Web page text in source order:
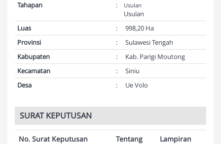
Tahapan
: Usulan
Usulan
Luas
:
998,20 Ha
Provinsi
:
Sulawesi Tengah
Kabupaten
:
Kab. Parigi Moutong
Kecamatan
:
Siniu
Desa
: Ue Volo
SURAT KEPUTUSAN
No. Surat Keputusan Tentang Lampiran